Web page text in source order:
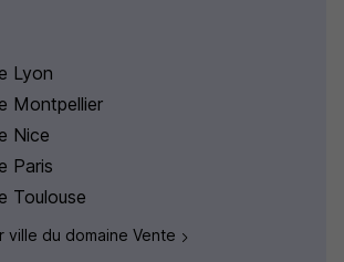
Lyon
Montpellier
Nice
Paris
Toulouse
ville du domaine Vente